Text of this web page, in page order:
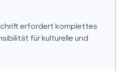
erfordert komplettes
für kulturelle und